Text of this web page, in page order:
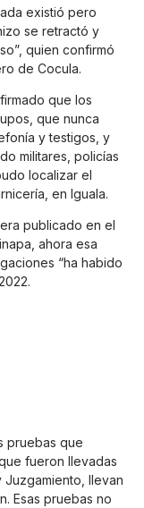
existió pero
se retractó y
quien confirmó
de Cocula.
que los
que nunca
y testigos, y
militares, policías
localizar el
en Iguala.
publicado en el
ahora esa
“ha habido
pruebas que
fueron llevadas
Juzgamiento, llevan
Esas pruebas no